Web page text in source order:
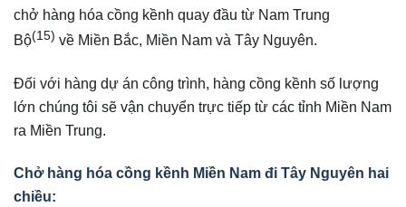
chở hàng hóa cồng kềnh quay đầu từ Nam Trung
Bộ(15) về Miền Bắc, Miền Nam và Tây Nguyên.
Đối với hàng dự án công trình, hàng cồng kềnh số lượng
lớn chúng tôi sẽ vận chuyển trực tiếp từ các tỉnh Miền Nam
ra Miền Trung.
Chở hàng hóa cồng kềnh Miền Nam đi Tây Nguyên hai
chiều: